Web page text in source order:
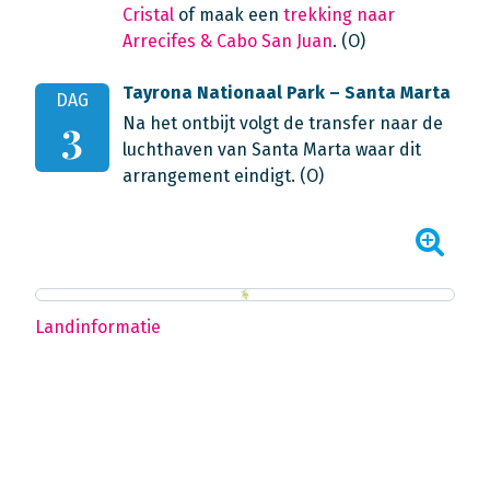
Cristal of maak een trekking naar
Arrecifes & Cabo San Juan. (O)
DAG
3
Tayrona Nationaal Park – Santa Marta
Na het ontbijt volgt de transfer naar de
luchthaven van Santa Marta waar dit
arrangement eindigt. (O)
Landinformatie